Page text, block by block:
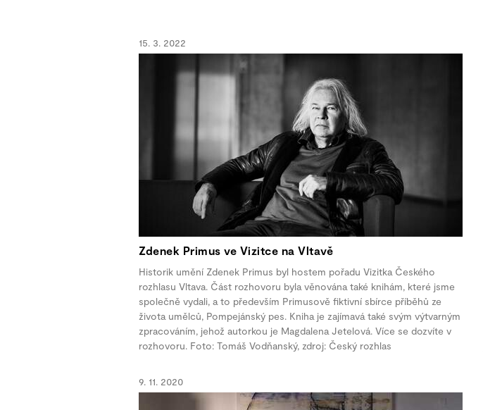
15. 3. 2022
Zdenek Primus ve Vizitce na Vltavě
Historik umění Zdenek Primus byl hostem pořadu Vizitka Českého
rozhlasu Vltava. Část rozhovoru byla věnována také knihám, které jsme
společně vydali, a to především Primusově fiktivní sbírce příběhů ze
života umělců, Pompejánský pes. Kniha je zajímavá také svým výtvarným
zpracováním, jehož autorkou je Magdalena Jetelová. Více se dozvíte v
rozhovoru. Foto: Tomáš Vodňanský, zdroj: Český rozhlas
9. 11. 2020